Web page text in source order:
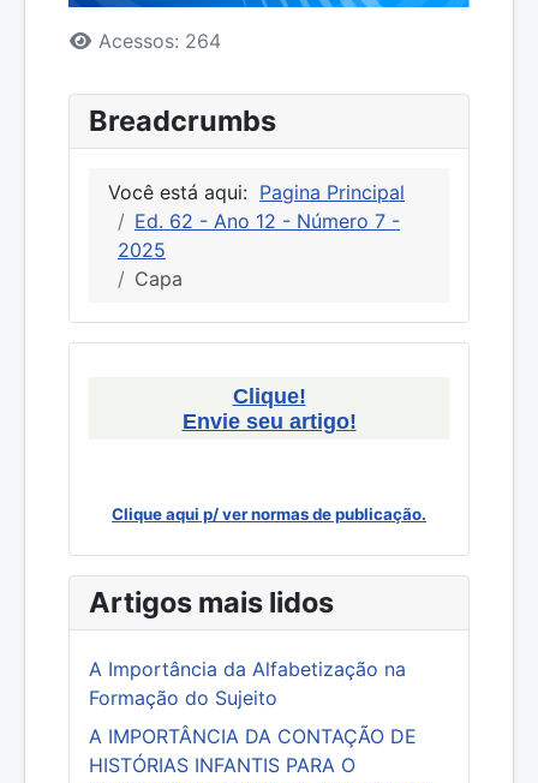
Detalhes
Acessos: 264
Breadcrumbs
Você está aqui: Pagina Principal
Ed. 62 - Ano 12 - Número 7 -
2025
Capa
Clique!
Envie seu artigo!
Clique aqui p/ ver normas de publicação.
Artigos mais lidos
A Importância da Alfabetização na
Formação do Sujeito
A IMPORTÂNCIA DA CONTAÇÃO DE
HISTÓRIAS INFANTIS PARA O